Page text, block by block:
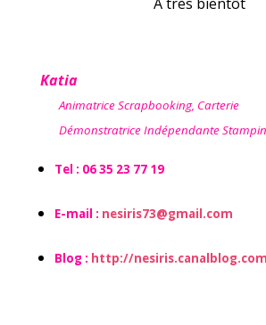
Katia
Animatrice Scrapbooking, Carterie
Démonstratrice Indépendante
Tel : 06 35 23 77 19
E-mail : nesiris73@gmail.com
Blog : http://nesiris.canalblog.com